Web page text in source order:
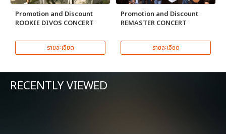
Promotion and Discount
ROOKIE DIVOS CONCERT
รายละเอียด
Promotion and Discount
REMASTER CONCERT
รายละเอียด
RECENTLY VIEWED